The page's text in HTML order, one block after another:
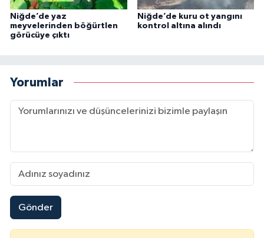
Niğde’de yaz
meyvelerinden böğürtlen
görücüye çıktı
Niğde’de kuru ot yangını
kontrol altına alındı
Yorumlar
Gönder